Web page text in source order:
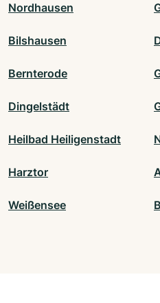
Nordhausen
Bilshausen
Bernterode
Dingelstädt
Heilbad Heiligenstadt
Harztor
Weißensee